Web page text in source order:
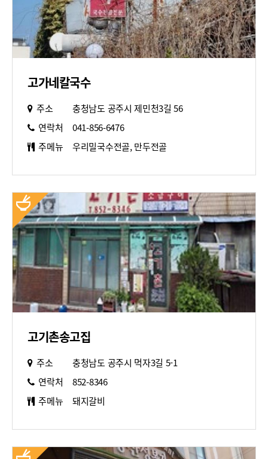
고가네칼국수
주소
충청남도 공주시 제민천3길 56
연락처
041-856-6476
주메뉴
우리밀국수전골, 만두전골
고기촌송고집
주소
충청남도 공주시 먹자3길 5-1
연락처
852-8346
주메뉴
돼지갈비